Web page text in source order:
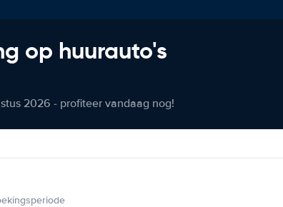
op huurauto's
2026 - profiteer vandaag nog!